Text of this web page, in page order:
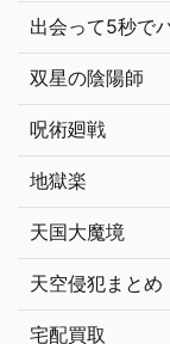
出会って5秒で
双星の陰陽師
呪術廻戦
地獄楽
天国大魔境
天空侵犯まとめ
宅配買取